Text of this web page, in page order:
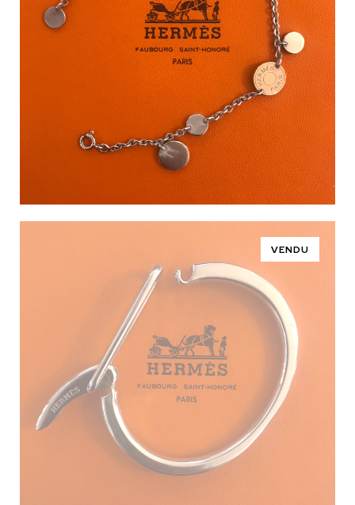
VENDU